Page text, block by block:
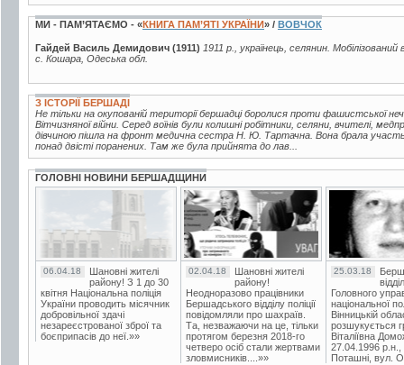
МИ - ПАМ’ЯТАЄМО - «КНИГА ПАМ’ЯТІ УКРАЇНИ» / ВОВЧОК
Гайдей Василь Демидович (1911) 1911 р., українець, селянин.
с. Кошара, Одеська обл.
З ІСТОРІЇ БЕРШАДІ
Не тільки на окупованій території бершадці боролися проти фашистської
Вітчизняної війни. Серед воїнів були колишні робітники, селяни, вчителі,
дівчиною пішла на фронт медична сестра Н. Ю. Тартачна. Вона брала
понад двісті поранених. Там же була прийнята до лав...
ГОЛОВНІ НОВИНИ БЕРШАДЩИНИ
06.04.18
Шановні жителі
району! З 1 до 30
квітня Національна поліція
України проводить місячник
добровільної здачі
незареєстрованої зброї та
боєприпасів до неї.»»
02.04.18
Шановні жителі
району!
Неодноразово працівники
Бершадського відділу поліції
повідомляли про шахраїв.
Та, незважаючи на це, тільки
протягом березня 2018-го
четверо осіб стали жертвами
зловмисників....»»
25.03.18
Головного
національної
Вінницькій
розшукується
Віталіївна
27.04.1996 р.н.,
Поташні, вул.